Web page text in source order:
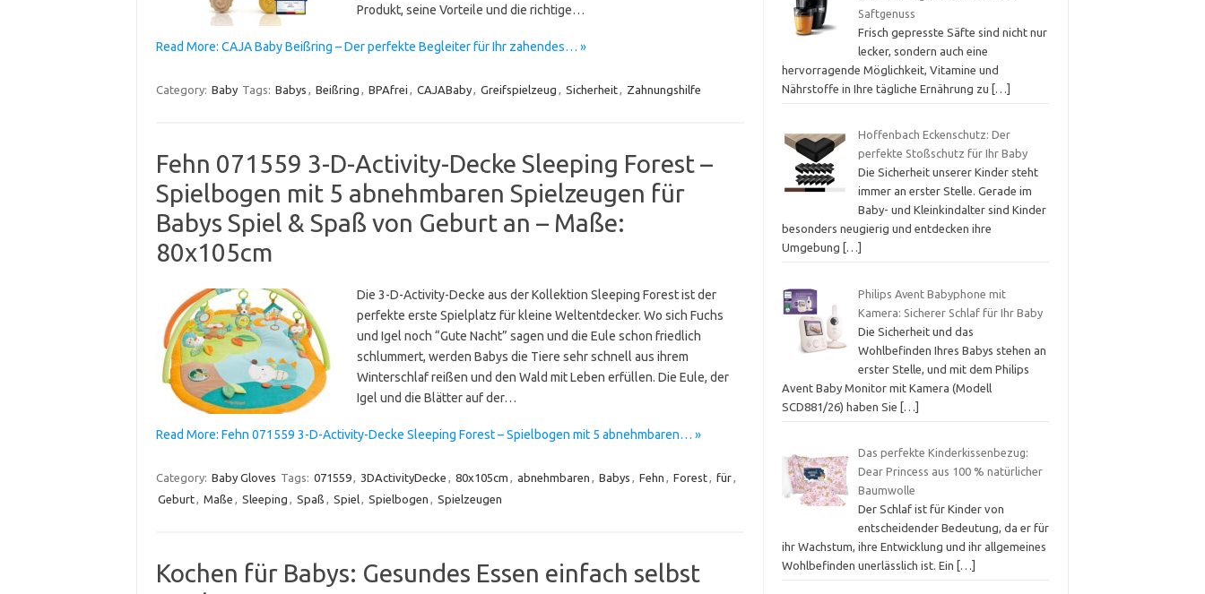
Produkt, seine Vorteile und die richtige…
Read More: CAJA Baby Beißring – Der perfekte Begleiter für Ihr zahendes… »
Category: Baby Tags: Babys , Beißring , BPAfrei , CAJABaby, Greifspielzeug , Sicherheit, Zahnungshilfe
Fehn 071559 3-D-Activity-Decke Sleeping Forest –
Spielbogen mit 5 abnehmbaren Spielzeugen für
Babys Spiel & Spaß von Geburt an – Maße:
80x105cm
Die 3-D-Activity-Decke aus der Kollektion Sleeping Forest ist der
perfekte erste Spielplatz für kleine Weltentdecker. Wo sich Fuchs
und Igel noch “Gute Nacht” sagen und die Eule schon friedlich
schlummert, werden Babys die Tiere sehr schnell aus ihrem
Winterschlaf reißen und den Wald mit Leben erfüllen. Die Eule, der
Igel und die Blätter auf der…
Read More: Fehn 071559 3-D-Activity-Decke Sleeping Forest – Spielbogen mit 5 abnehmbaren… »
Category: Baby Gloves Tags: 071559, 3DActivityDecke , 80x105cm , abnehmbaren , Babys , Fehn , Forest, für,
Geburt, Maße , Sleeping , Spaß , Spiel, Spielbogen , Spielzeugen
Kochen für Babys: Gesundes Essen einfach selbst
Saftgenuss
Frisch gepresste Säfte sind nicht nur
lecker, sondern auch eine
hervorragende Möglichkeit, Vitamine und
Nährstoffe in Ihre tägliche Ernährung zu […]
Hoffenbach Eckenschutz: Der
perfekte Stoßschutz für Ihr Baby
Die Sicherheit unserer Kinder steht
immer an erster Stelle. Gerade im
Baby- und Kleinkindalter sind Kinder
besonders neugierig und entdecken ihre
Umgebung
[…]
Philips Avent Babyphone mit
Kamera: Sicherer Schlaf für Ihr Baby
Die Sicherheit und das
Wohlbefinden Ihres Babys stehen an
erster Stelle, und mit dem Philips
Avent Baby Monitor mit Kamera (Modell
SCD881/26) haben Sie […]
Das perfekte Kinderkissenbezug:
Dear Princess aus 100 % natürlicher
Baumwolle
Der Schlaf ist für Kinder von
entscheidender Bedeutung, da er für
ihr Wachstum, ihre Entwicklung und ihr allgemeines
Wohlbefinden unerlässlich ist. Ein
[…]